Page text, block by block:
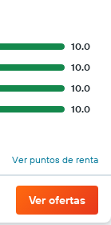
10.0
10.0
10.0
10.0
Ver puntos de renta
Ver ofertas